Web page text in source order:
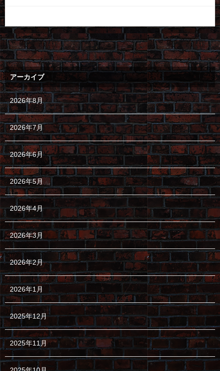
アーカイブ
2026年8月
2026年7月
2026年6月
2026年5月
2026年4月
2026年3月
2026年2月
2026年1月
2025年12月
2025年11月